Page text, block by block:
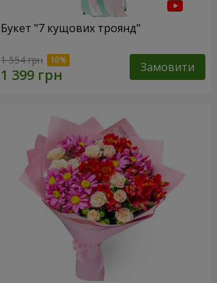
Букет "7 кущових троянд"
1 554 грн Замовити